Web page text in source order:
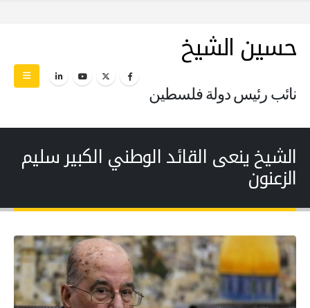
حسين الشيخ
نائب رئيس دولة فلسطين
الشيخ ينعى القائد الوطني الكبير سليم
الزعنون